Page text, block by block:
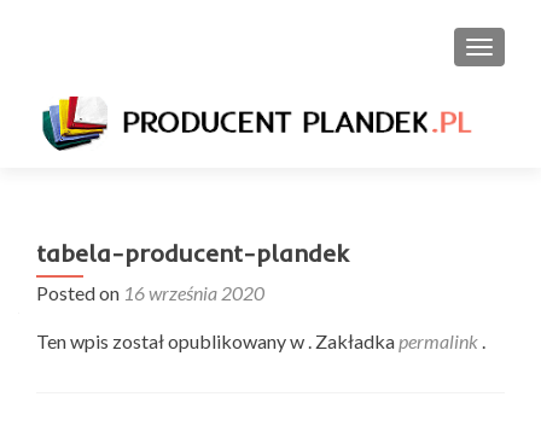
tabela-producent-plandek
Posted on 16 września 2020
Ten wpis został opublikowany w . Zakładkapermalink .